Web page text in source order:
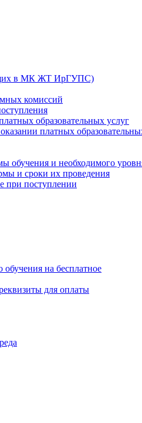
в МК ЖТ ИрГУПС)
комиссий
образовательных услуг
оказании платных
обучения и необходимого
и сроки их проведения
при поступлении
обучения на бесплатное
для оплаты